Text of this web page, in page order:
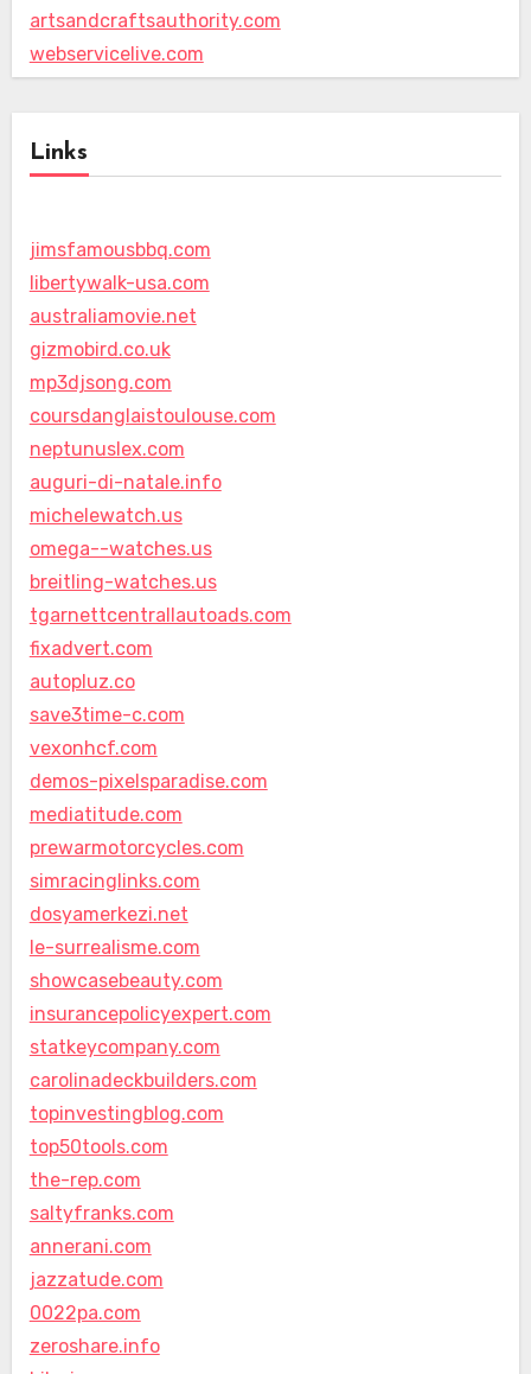
artsandcraftsauthority.com
webservicelive.com
Links
jimsfamousbbq.com
libertywalk-usa.com
australiamovie.net
gizmobird.co.uk
mp3djsong.com
coursdanglaistoulouse.com
neptunuslex.com
auguri-di-natale.info
michelewatch.us
omega--watches.us
breitling-watches.us
tgarnettcentrallautoads.com
fixadvert.com
autopluz.co
save3time-c.com
vexonhcf.com
demos-pixelsparadise.com
mediatitude.com
prewarmotorcycles.com
simracinglinks.com
dosyamerkezi.net
le-surrealisme.com
showcasebeauty.com
insurancepolicyexpert.com
statkeycompany.com
carolinadeckbuilders.com
topinvestingblog.com
top50tools.com
the-rep.com
saltyfranks.com
annerani.com
jazzatude.com
0022pa.com
zeroshare.info